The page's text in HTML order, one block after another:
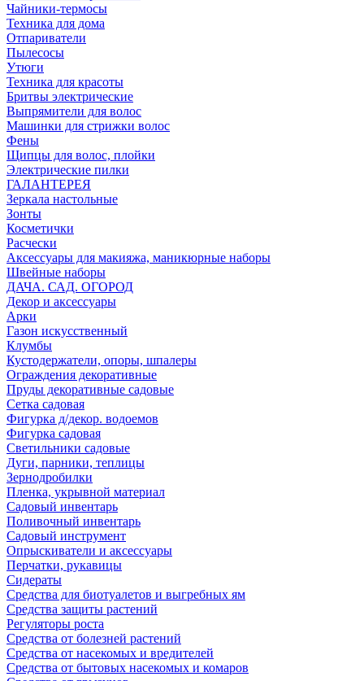
Чайники-термосы
Техника для дома
Отпариватели
Пылесосы
Утюги
Техника для красоты
Бритвы электрические
Выпрямители для волос
Машинки для стрижки волос
Фены
Щипцы для волос, плойки
Электрические пилки
ГАЛАНТЕРЕЯ
Зеркала настольные
Зонты
Косметички
Расчески
Аксессуары для макияжа, маникюрные наборы
Швейные наборы
ДАЧА. САД. ОГОРОД
Декор и аксессуары
Арки
Газон искусственный
Клумбы
Кустодержатели, опоры, шпалеры
Ограждения декоративные
Пруды декоративные садовые
Сетка садовая
Фигурка д/декор. водоемов
Фигурка садовая
Светильники садовые
Дуги, парники, теплицы
Зернодробилки
Пленка, укрывной материал
Садовый инвентарь
Поливочный инвентарь
Садовый инструмент
Опрыскиватели и аксессуары
Перчатки, рукавицы
Сидераты
Средства для биотуалетов и выгребных ям
Средства защиты растений
Регуляторы роста
Средства от болезней растений
Средства от насекомых и вредителей
Средства от бытовых насекомых и комаров